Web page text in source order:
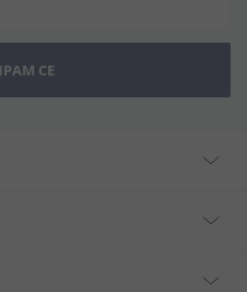
СЕ